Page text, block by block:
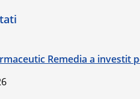
Remedia a investit